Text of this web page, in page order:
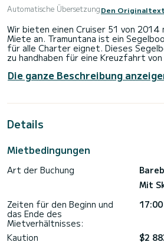
Automatische ÜbersetzungDen
Wir bieten einen Cruiser 51 von
Miete an. Tramuntana ist ein
für alle Charter eignet. Dieses
zu handhaben für eine Kreuzfahrt
Sie werden eine außergewöhnliche
Kreuzfahrt bis zu 11 Passagiere
ausgestattet. Es verfügt über die
Autopilot, Bugstrahlruder, Fernseher,
Zögern Sie nicht, uns für ein Angebot
Die ganze Beschreibung
Details
Mietbedingungen
Art der Buchung
Mit
Zeiten für den Beginn und
das Ende des
Mietverhältnisses:
Kaution $2